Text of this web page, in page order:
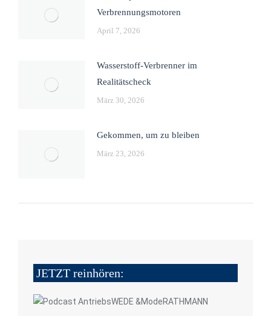
Verbrennungsmotoren
April 7, 2026
Wasserstoff-Verbrenner im
Realitätscheck
März 30, 2026
Gekommen, um zu bleiben
März 23, 2026
JETZT reinhören: